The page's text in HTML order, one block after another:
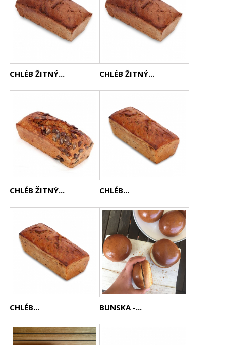
CHLÉB ŽITNÝ... CHLÉB ŽITNÝ...
CHLÉB ŽITNÝ... CHLÉB...
CHLÉB... BUNSKA -...